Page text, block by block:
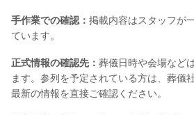
手作業での確認： 掲載内容はスタッフが
ています。
正式情報の確認先： 葬儀日時や会場など
ます。参列を予定されている方は、葬儀
最新の情報を直接ご確認ください。